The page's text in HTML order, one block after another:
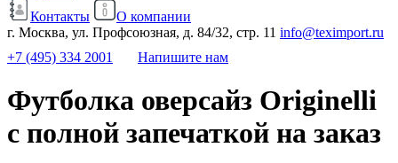
Контакты
О компании
г. Москва, ул. Профсоюзная, д. 84/32, стр. 11 info@teximport.ru
+7 (495) 334 2001
Напишите нам
Футболка оверсайз Originelli
с полной запечаткой на заказ